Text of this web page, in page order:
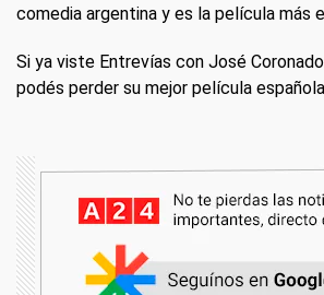
comedia argentina y es la película más
Si ya viste Entrevías con José
podés perder su mejor película española